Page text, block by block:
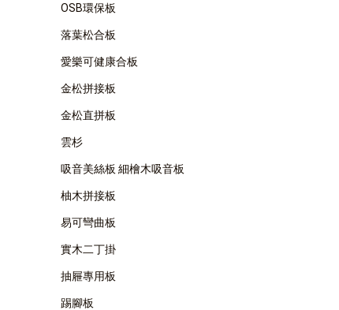
OSB環保板
落葉松合板
愛樂可健康合板
金松拼接板
金松直拼板
雲杉
吸音美絲板 細檜木吸音板
柚木拼接板
易可彎曲板
實木二丁掛
抽屜專用板
踢腳板